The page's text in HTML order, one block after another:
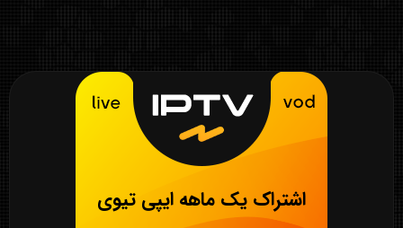
اشتراک یک ماهه ایپی تیوی